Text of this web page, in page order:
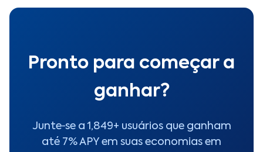
Pronto para começar a
ganhar?
Junte‑se a 1,849+ usuários que ganham
até 7% APY em suas economias em